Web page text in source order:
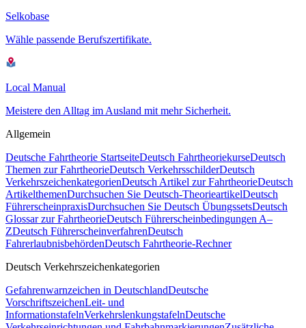
Selkobase
Wähle passende Berufszertifikate.
Local Manual
Meistere den Alltag im Ausland mit mehr Sicherheit.
Allgemein
Deutsche Fahrtheorie StartseiteDeutsch FahrtheoriekurseDeutsch
Themen zur FahrtheorieDeutsch VerkehrsschilderDeutsch
VerkehrszeichenkategorienDeutsch Artikel zur FahrtheorieDeutsch
ArtikelthemenDurchsuchen Sie Deutsch-TheorieartikelDeutsch
FührerscheinpraxisDurchsuchen Sie Deutsch ÜbungssetsDeutsch
Glossar zur FahrtheorieDeutsch Führerscheinbedingungen A–
ZDeutsch FührerscheinverfahrenDeutsch
FahrerlaubnisbehördenDeutsch Fahrtheorie-Rechner
Deutsch Verkehrszeichenkategorien
Gefahrenwarnzeichen in DeutschlandDeutsche
VorschriftszeichenLeit- und
InformationstafelnVerkehrslenkungstafelnDeutsche